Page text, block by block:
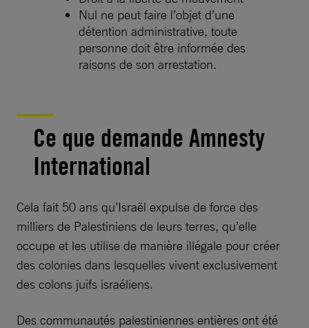
Nul ne peut faire l’objet d’une
détention administrative, toute
personne doit être informée des
raisons de son arrestation.
Ce que demande Amnesty
International
Cela fait 50 ans qu’Israël expulse de force des
milliers de Palestiniens de leurs terres, qu’elle
occupe et les utilise de manière illégale pour créer
des colonies dans lesquelles vivent exclusivement
des colons juifs israéliens.
Des communautés palestiniennes entières ont été